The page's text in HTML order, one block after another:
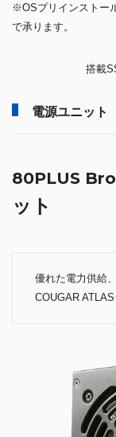
※OSプリインストー
で承ります。
搭載
電源ユニット
80PLUS
ット
優れた電力供給
COUGAR